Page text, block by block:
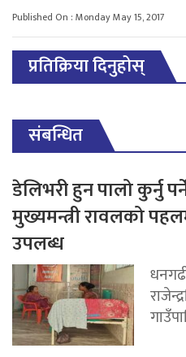
Published On : Monday May 15, 2017
प्रतिक्रिया दिनुहोस्
संबन्धित
डेलिभरी हुन पालो कुर्नु
मुख्यमन्त्री रावलको
उपलब्ध